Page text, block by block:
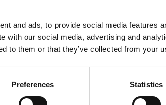
and ads, to provide social media features
with our social media, advertising and
to them or that they’ve collected from your
Preferences Statistics
autism
adulți
teste standardizate de limbaj